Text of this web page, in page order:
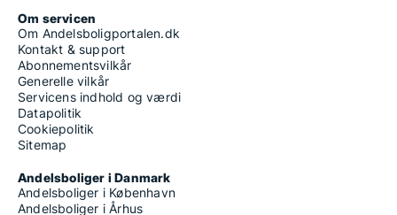
Om servicen
Om Andelsboligportalen.dk
Kontakt & support
Abonnementsvilkår
Generelle vilkår
Servicens indhold og værdi
Datapolitik
Cookiepolitik
Sitemap
Andelsboliger i Danmark
Andelsboliger i København
Andelsboliger i Århus